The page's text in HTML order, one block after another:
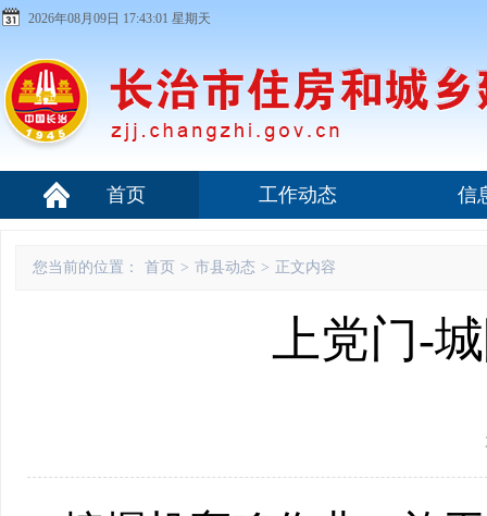
2026年08月09日 17:43:02 星期天
首页 工作动态 信
您当前的位置： 首页 > 市县动态 > 正文内容
上党门-